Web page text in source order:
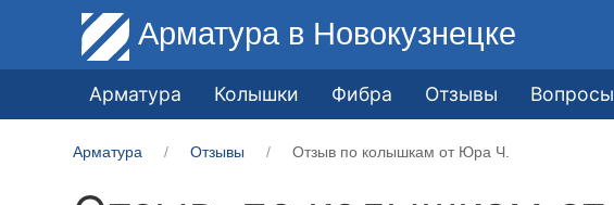
Арматура в Новокузнецке
Арматура Колышки Фибра Отзывы Вопросы
Арматура Отзывы Отзыв по колышкам от Юра Ч.